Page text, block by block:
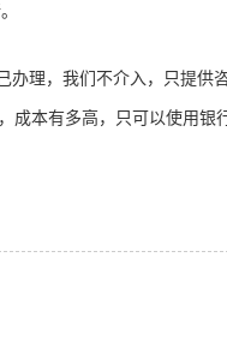
理，我们不介入，只提供咨
成本有多高，只可以使用